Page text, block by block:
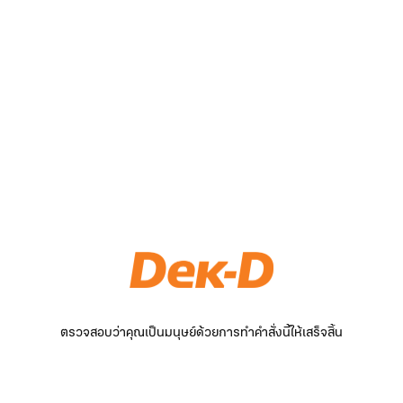
ตรวจสอบว่าคุณเป็นมนุษย์ด้วยการทำคำสั่งนี้ให้เสร็จสิ้น